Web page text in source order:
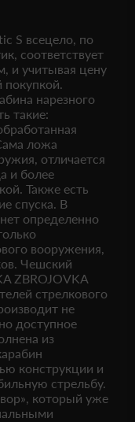
S всецело, по
соответствует
и учитывая цену
покупкой.
нарезного
такие:
ложа
отличается
и более
Также есть
спуска. В
определенно
вооружения,
Чешский
ZBROJOVKA
стрелкового
не
доступное
из
конструкции и
стрельбу.
который уже